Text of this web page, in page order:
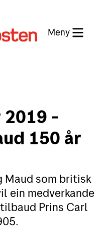
Lukk
Meny
2019 -
150 år
Maud som britisk
ein medverkande
Prins Carl